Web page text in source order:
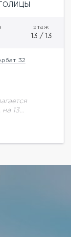
этаж
13 / 13
32
13
Москвы,